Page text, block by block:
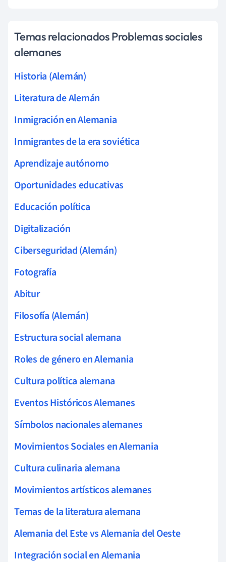
Temas relacionados Problemas sociales
alemanes
Historia (Alemán)
Literatura de Alemán
Inmigración en Alemania
Inmigrantes de la era soviética
Aprendizaje autónomo
Oportunidades educativas
Educación política
Digitalización
Ciberseguridad (Alemán)
Fotografía
Abitur
Filosofía (Alemán)
Estructura social alemana
Roles de género en Alemania
Cultura política alemana
Eventos Históricos Alemanes
Símbolos nacionales alemanes
Movimientos Sociales en Alemania
Cultura culinaria alemana
Movimientos artísticos alemanes
Temas de la literatura alemana
Alemania del Este vs Alemania del Oeste
Integración social en Alemania